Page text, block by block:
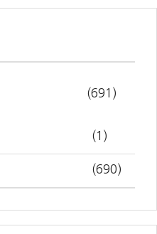
(691)
(1)
(690)